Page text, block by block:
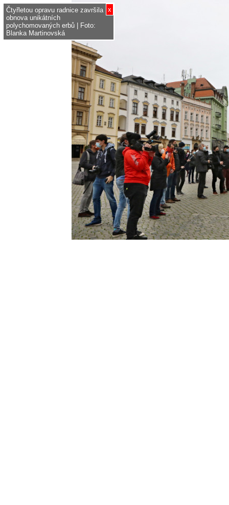
x
Čtyřletou opravu radnice završila
obnova unikátních
polychomovaných erbů | Foto:
Blanka Martinovská